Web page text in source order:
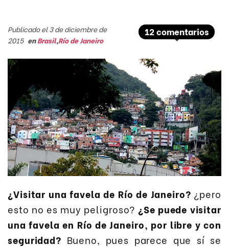
12 comentarios
Publicado el 3 de diciembre de
2015 enBrasil,Río de Janeiro
¿Visitar una favela de Río de Janeiro? ¿pero
esto no es muy peligroso? ¿Se puede visitar
una favela en Río de Janeiro, por libre y con
seguridad? Bueno, pues parece que sí se